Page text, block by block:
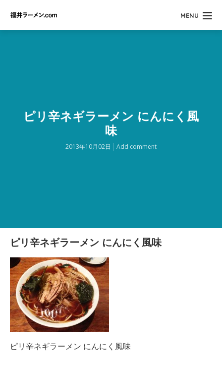
MENU
ピリ辛ネギラーメン にんにく風
味
2013年10月02日 Add comment
ピリ辛ネギラーメン にんにく風味
ピリ辛ネギラーメン にんにく風味